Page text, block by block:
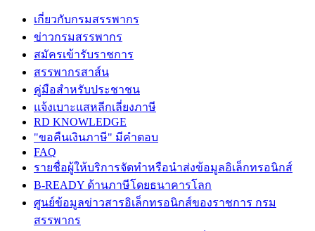
เกี่ยวกับกรมสรรพากร
ข่าวกรมสรรพากร
สมัครเข้ารับราชการ
สรรพากรสาส์น
คู่มือสำหรับประชาชน
แจ้งเบาะแสหลีกเลี่ยงภาษี
RD KNOWLEDGE
"ขอคืนเงินภาษี" มีคำตอบ
FAQ
รายชื่อผู้ให้บริการจัดทำหรือนำส่งข้อมูลอิเล็กทรอนิกส์
B-READY ด้านภาษีโดยธนาคารโลก
ศูนย์ข้อมูลข่าวสารอิเล็กทรอนิกส์ของราชการ กรม
สรรพากร